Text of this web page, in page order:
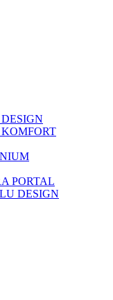
KOMFORT
PORTAL
DESIGN